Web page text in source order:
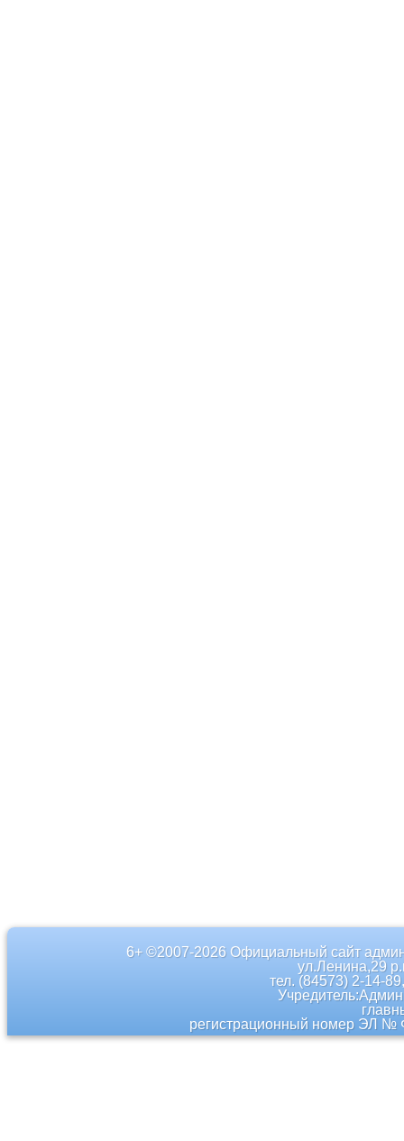
6+ ©2007-2026 Официальный сайт
ул.Ленина,29
тел. (84573) 2-14-
регистрационный номер ЭЛ №